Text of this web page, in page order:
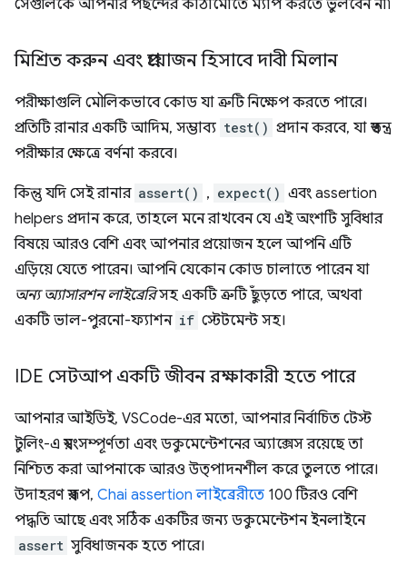
সেগুলিকে আপনার পছন্দের কাঠামোতে ম্যাপ করতে ভুলবেন না৷
মিশ্রিত করুন এবং প্রয়োজন হিসাবে দাবী মিলান
পরীক্ষাগুলি মৌলিকভাবে কোড যা ত্রুটি নিক্ষেপ করতে পারে।
প্রতিটি রানার একটি আদিম, সম্ভাব্য test() প্রদান করবে, যা স্বতন্ত্র
পরীক্ষার ক্ষেত্রে বর্ণনা করবে।
কিন্তু যদি সেই রানার assert() , expect() এবং assertion
helpers প্রদান করে, তাহলে মনে রাখবেন যে এই অংশটি সুবিধার
বিষয়ে আরও বেশি এবং আপনার প্রয়োজন হলে আপনি এটি
এড়িয়ে যেতে পারেন। আপনি যেকোন কোড চালাতে পারেন যা
অন্য অ্যাসারশন লাইব্রেরিসহ একটি ত্রুটি ছুঁড়তে পারে, অথবা
একটি ভাল-পুরনো-ফ্যাশন if স্টেটমেন্ট সহ।
IDE সেটআপ একটি জীবন রক্ষাকারী হতে পারে
আপনার আইডিই, VSCode-এর মতো, আপনার নির্বাচিত টেস্ট
টুলিং-এ স্বয়ংসম্পূর্ণতা এবং ডকুমেন্টেশনের অ্যাক্সেস রয়েছে তা
নিশ্চিত করা আপনাকে আরও উত্পাদনশীল করে তুলতে পারে।
উদাহরণ স্বরূপ, Chai assertion লাইব্রেরীতে 100 টিরও বেশি
পদ্ধতি আছে এবং সঠিক একটির জন্য ডকুমেন্টেশন ইনলাইনে
assert সুবিধাজনক হতে পারে।